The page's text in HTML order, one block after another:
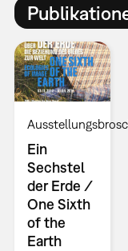
Ein
Sechstel
der Erde /
One Sixth
of the
Earth